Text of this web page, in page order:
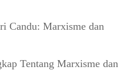
Candu: Marxisme dan
Tentang Marxisme dan